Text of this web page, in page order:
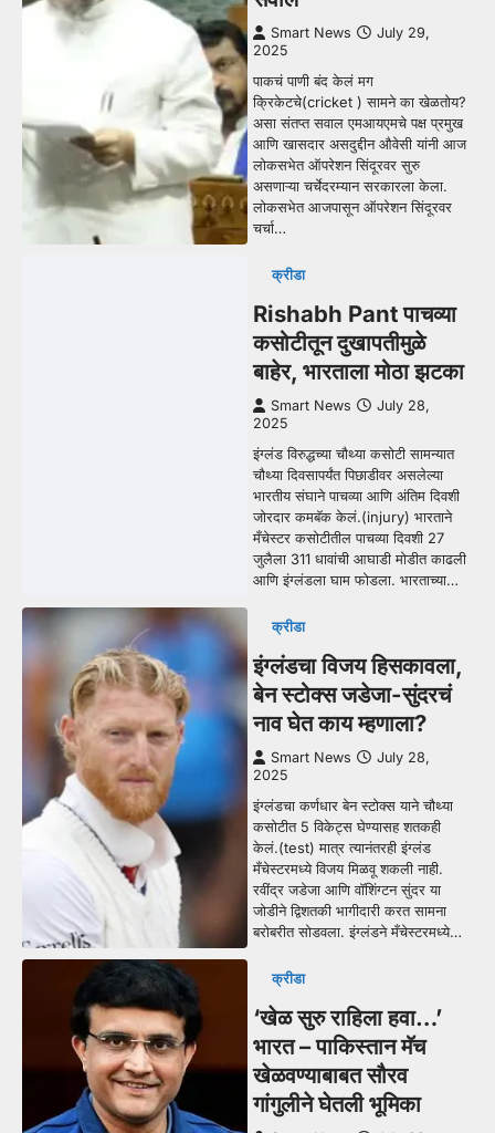
Smart News
July 29,
2025
पाकचं पाणी बंद केलं मग
क्रिकेटचे(cricket ) सामने का खेळतोय?
असा संतप्त सवाल एमआयएमचे पक्ष प्रमुख
आणि खासदार असदुद्दीन औवेसी यांनी आज
लोकसभेत ऑपरेशन सिंदूरवर सुरु
असणाऱ्या चर्चेदरम्यान सरकारला केला.
लोकसभेत आजपासून ऑपरेशन सिंदूरवर
चर्चा…
क्रीडा
Rishabh Pant पाचव्या
कसोटीतून दुखापतीमुळे
बाहेर, भारताला मोठा झटका
Smart News
July 28,
2025
इंग्लंड विरुद्धच्या चौथ्या कसोटी सामन्यात
चौथ्या दिवसापर्यंत पिछाडीवर असलेल्या
भारतीय संघाने पाचव्या आणि अंतिम दिवशी
जोरदार कमबॅक केलं.(injury) भारताने
मँचेस्टर कसोटीतील पाचव्या दिवशी 27
जुलैला 311 धावांची आघाडी मोडीत काढली
आणि इंग्लंडला घाम फोडला. भारताच्या…
क्रीडा
इंग्लंडचा विजय हिसकावला,
बेन स्टोक्स जडेजा-सुंदरचं
नाव घेत काय म्हणाला?
Smart News
July 28,
2025
इंग्लंडचा कर्णधार बेन स्टोक्स याने चौथ्या
कसोटीत 5 विकेट्स घेण्यासह शतकही
केलं.(test) मात्र त्यानंतरही इंग्लंड
मँचेस्टरमध्ये विजय मिळवू शकली नाही.
रवींद्र जडेजा आणि वॉशिंग्टन सुंदर या
जोडीने द्विशतकी भागीदारी करत सामना
बरोबरीत सोडवला. इंग्लंडने मँचेस्टरमध्ये…
क्रीडा
‘खेळ सुरु राहिला हवा…’
भारत – पाकिस्तान मॅच
खेळवण्याबाबत सौरव
गांगुलीने घेतली भूमिका